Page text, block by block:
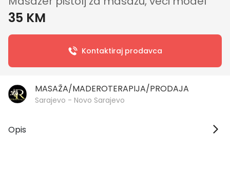
35 KM
Kontaktiraj prodavca
MASAŽA/MADEROTERAPIJA/PRODAJA
Sarajevo - Novo Sarajevo
Opis